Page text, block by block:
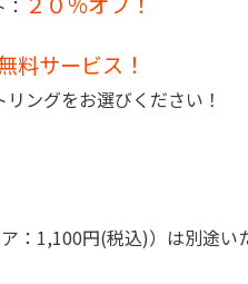
料サービス！
ングをお選びください！
：1,100円(税込)）は別途い